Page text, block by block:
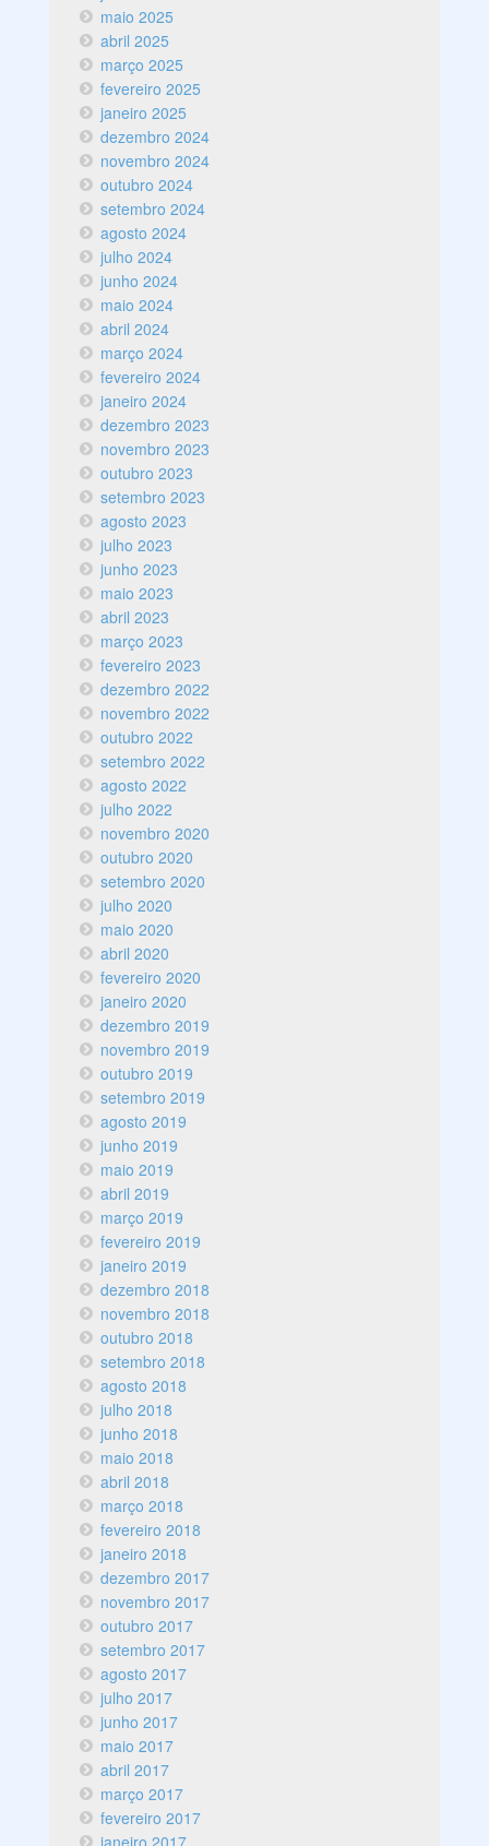
maio 2025
abril 2025
março 2025
fevereiro 2025
janeiro 2025
dezembro 2024
novembro 2024
outubro 2024
setembro 2024
agosto 2024
julho 2024
junho 2024
maio 2024
abril 2024
março 2024
fevereiro 2024
janeiro 2024
dezembro 2023
novembro 2023
outubro 2023
setembro 2023
agosto 2023
julho 2023
junho 2023
maio 2023
abril 2023
março 2023
fevereiro 2023
dezembro 2022
novembro 2022
outubro 2022
setembro 2022
agosto 2022
julho 2022
novembro 2020
outubro 2020
setembro 2020
julho 2020
maio 2020
abril 2020
fevereiro 2020
janeiro 2020
dezembro 2019
novembro 2019
outubro 2019
setembro 2019
agosto 2019
junho 2019
maio 2019
abril 2019
março 2019
fevereiro 2019
janeiro 2019
dezembro 2018
novembro 2018
outubro 2018
setembro 2018
agosto 2018
julho 2018
junho 2018
maio 2018
abril 2018
março 2018
fevereiro 2018
janeiro 2018
dezembro 2017
novembro 2017
outubro 2017
setembro 2017
agosto 2017
julho 2017
junho 2017
maio 2017
abril 2017
março 2017
fevereiro 2017